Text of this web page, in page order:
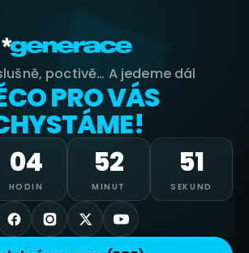
poctivě… A jedeme dál
PRO VÁS
04
HODIN
52
MINUT
51
SEKUND